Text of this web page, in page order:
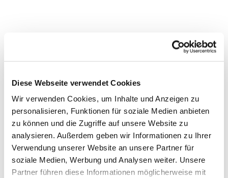
Diese Webseite verwendet Cookies
Wir verwenden Cookies, um Inhalte und Anzeigen zu
personalisieren, Funktionen für soziale Medien anbieten
zu können und die Zugriffe auf unsere Website zu
analysieren. Außerdem geben wir Informationen zu Ihrer
Verwendung unserer Website an unsere Partner für
soziale Medien, Werbung und Analysen weiter. Unsere
Partner führen diese Informationen möglicherweise mit